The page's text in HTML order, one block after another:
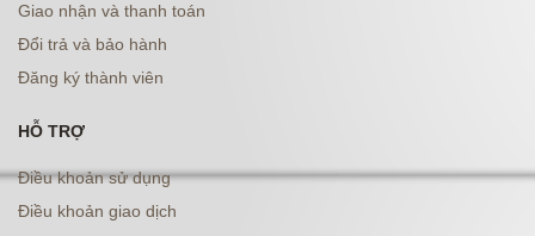
Giao nhận và thanh toán
Đổi trả và bảo hành
Đăng ký thành viên
HỖ TRỢ
Điều khoản sử dụng
Điều khoản giao dịch